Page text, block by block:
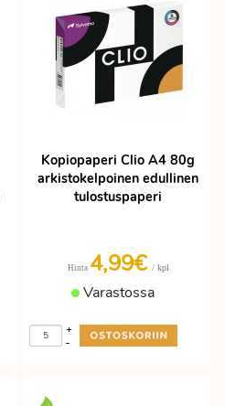
Kopiopaperi Clio A4 80g
arkistokelpoinen edullinen
tulostuspaperi
Hinta 4,99€ / kpl
Varastossa
-
+